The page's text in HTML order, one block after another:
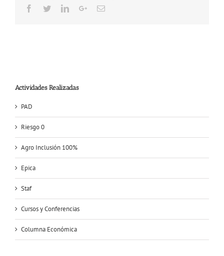
Facebook
TwitterLinkedInGoogle+Email
Actividades Realizadas
PAD
Riesgo 0
Agro Inclusión 100%
Epica
Staf
Cursos y Conferencias
Columna Económica